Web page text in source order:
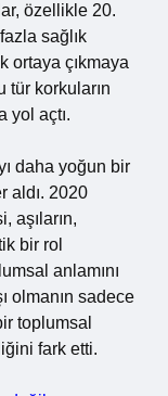
özellikle 20.
sağlık
ortaya çıkmaya
tür korkuların
yol açtı.
daha yoğun bir
aldı. 2020
aşıların,
bir rol
anlamını
olmanın sadece
toplumsal
fark etti.